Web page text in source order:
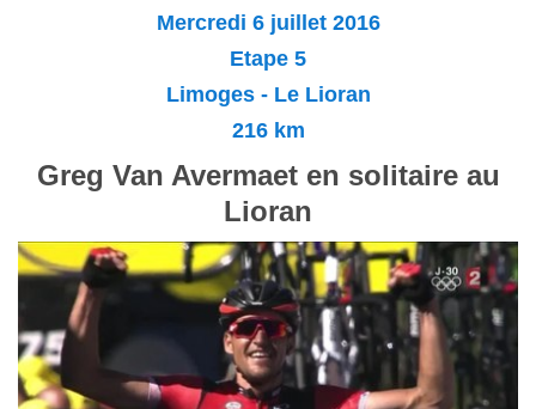
Mercredi 6 juillet 2016
Etape 5
Limoges - Le Lioran
216 km
Greg Van Avermaet en solitaire au
Lioran